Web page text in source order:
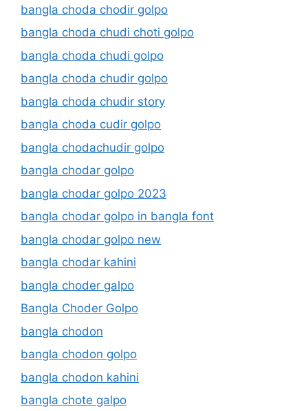
bangla choda chodir golpo
bangla choda chudi choti golpo
bangla choda chudi golpo
bangla choda chudir golpo
bangla choda chudir story
bangla choda cudir golpo
bangla chodachudir golpo
bangla chodar golpo
bangla chodar golpo 2023
bangla chodar golpo in bangla font
bangla chodar golpo new
bangla chodar kahini
bangla choder galpo
Bangla Choder Golpo
bangla chodon
bangla chodon golpo
bangla chodon kahini
bangla chote galpo